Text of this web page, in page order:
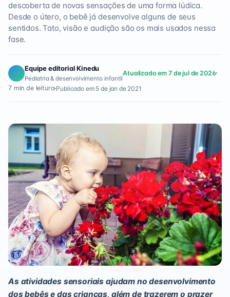
descoberta de novas sensações de uma forma lúdica.
Desde o útero, o bebê já desenvolve alguns de seus
sentidos. Tato, visão e audição são os mais usados nessa
fase.
Equipe editorial Kinedu
Pediatria & desenvolvimento infantil
Atualizado em 7 de jul de 2026
7 min de leitura Publicado em 5 de jan de 2021
As atividades sensoriais ajudam no desenvolvimento
dos bebês e das crianças, além de trazerem o prazer